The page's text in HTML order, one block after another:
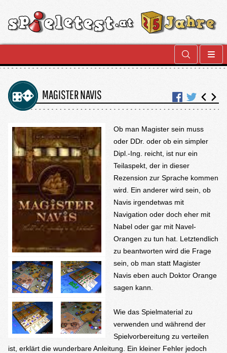
MAGISTER NAVIS
Ob man Magister sein muss
oder DDr. oder ob ein simpler
Dipl.-Ing. reicht, ist nur ein
Teilaspekt, der in dieser
Rezension zur Sprache kommen
wird. Ein anderer wird sein, ob
Navis irgendetwas mit
Navigation oder doch eher mit
Nabel oder gar mit Navel-
Orangen zu tun hat. Letztendlich
zu beantworten wird die Frage
sein, ob man statt Magister
Navis eben auch Doktor Orange
sagen kann.
Wie das Spielmaterial zu
verwenden und während der
Spielvorbereitung zu verteilen
ist, erklärt die wunderbare Anleitung. Ein kleiner Fehler jedoch